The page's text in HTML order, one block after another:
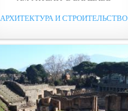
АРХИТЕКТУРА И СТРОИТЕЛЬСТВО